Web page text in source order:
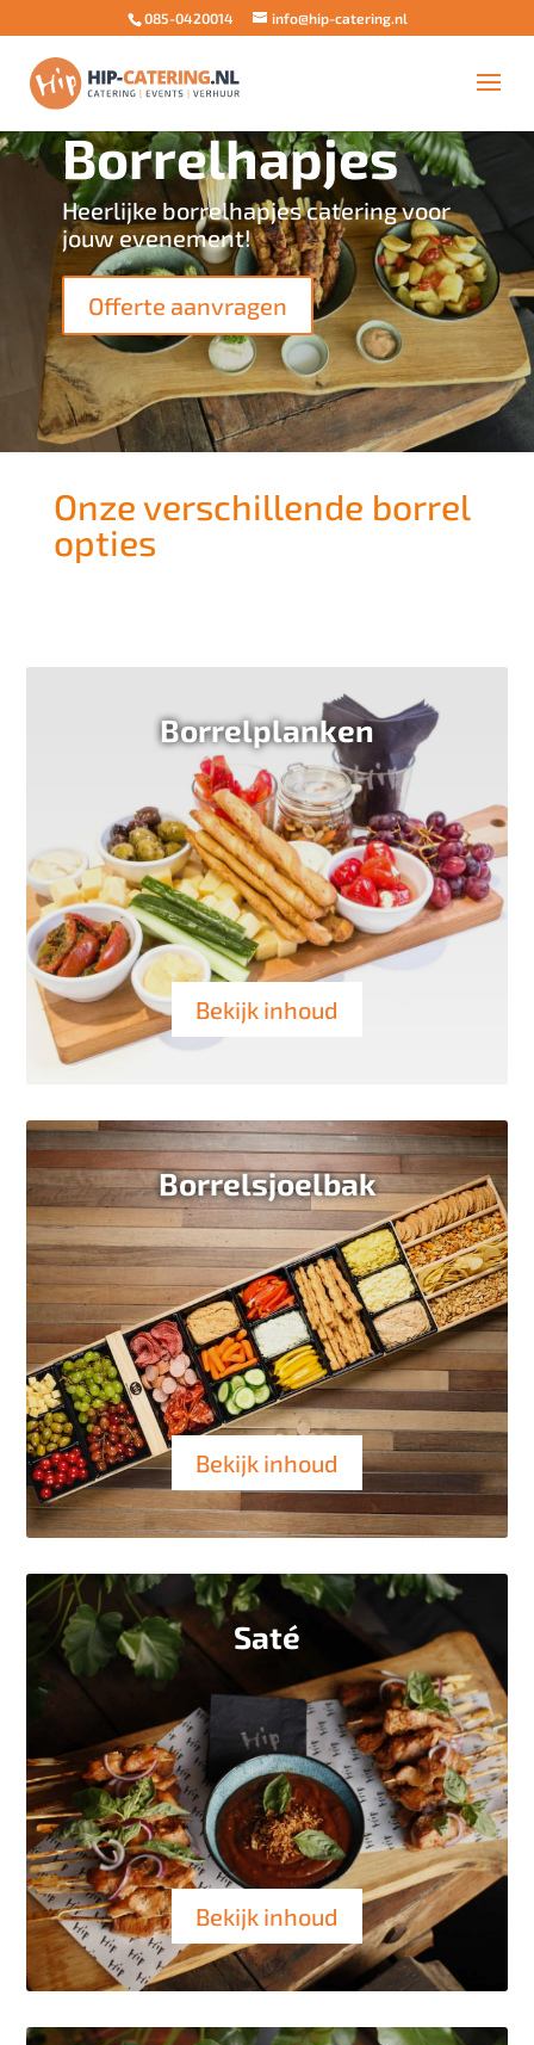
085-0420014 info@hip-catering.nl
Borrelhapjes
Heerlijke borrelhapjes catering voor
jouw evenement!
Offerte aanvragen
Onze verschillende borrel
opties
Borrelplanken
Bekijk inhoud
Borrelsjoelbak
Bekijk inhoud
Saté
Bekijk inhoud